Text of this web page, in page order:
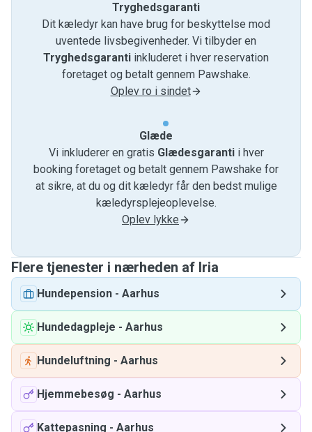
Tryghedsgaranti
Dit kæledyr kan have brug for beskyttelse mod
uventede livsbegivenheder. Vi tilbyder en
Tryghedsgaranti inkluderet i hver reservation
foretaget og betalt gennem Pawshake.
Oplev ro i sindet
Glæde
Vi inkluderer en gratis Glædesgarantii hver
booking foretaget og betalt gennem Pawshake for
at sikre, at du og dit kæledyr får den bedst mulige
kæledyrsplejeoplevelse.
Oplev lykke
Flere tjenester i nærheden af ​​Iria
Hundepension - Aarhus
Hundedagpleje - Aarhus
Hundeluftning - Aarhus
Hjemmebesøg - Aarhus
Kattepasning - Aarhus